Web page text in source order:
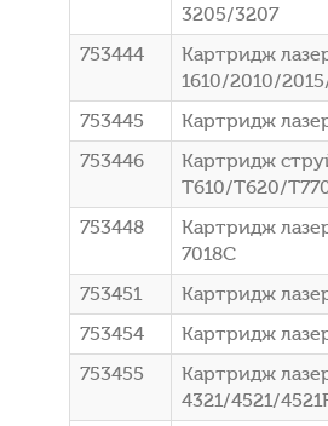
3205/3207
753444
Картридж
1610/2010/
753445
Картридж
753446
Картридж
T610/T620/
753448
Картридж
7018C
753451
Картридж
753454
Картридж
753455
Картридж
4321/4521/